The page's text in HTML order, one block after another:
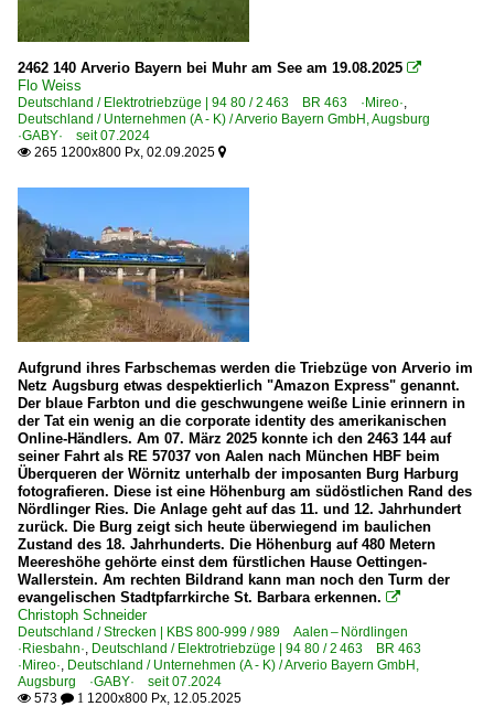
2462 140 Arverio Bayern bei Muhr am See am 19.08.2025 
Flo Weiss
Deutschland / Elektrotriebzüge | 94 80 / 2 463 BR 463 ·Mireo·,
Deutschland / Unternehmen (A - K) / Arverio Bayern GmbH, Augsburg
·GABY· seit 07.2024
 265 1200x800 Px, 02.09.2025 
Aufgrund ihres Farbschemas werden die Triebzüge von Arverio im
Netz Augsburg etwas despektierlich "Amazon Express" genannt.
Der blaue Farbton und die geschwungene weiße Linie erinnern in
der Tat ein wenig an die corporate identity des amerikanischen
Online-Händlers. Am 07. März 2025 konnte ich den 2463 144 auf
seiner Fahrt als RE 57037 von Aalen nach München HBF beim
Überqueren der Wörnitz unterhalb der imposanten Burg Harburg
fotografieren. Diese ist eine Höhenburg am südöstlichen Rand des
Nördlinger Ries. Die Anlage geht auf das 11. und 12. Jahrhundert
zurück. Die Burg zeigt sich heute überwiegend im baulichen
Zustand des 18. Jahrhunderts. Die Höhenburg auf 480 Metern
Meereshöhe gehörte einst dem fürstlichen Hause Oettingen-
Wallerstein. Am rechten Bildrand kann man noch den Turm der
evangelischen Stadtpfarrkirche St. Barbara erkennen. 
Christoph Schneider
Deutschland / Strecken | KBS 800-999 / 989 Aalen – Nördlingen
·Riesbahn·, Deutschland / Elektrotriebzüge | 94 80 / 2 463 BR 463
·Mireo·, Deutschland / Unternehmen (A - K) / Arverio Bayern GmbH,
Augsburg ·GABY· seit 07.2024
 573  1 1200x800 Px, 12.05.2025